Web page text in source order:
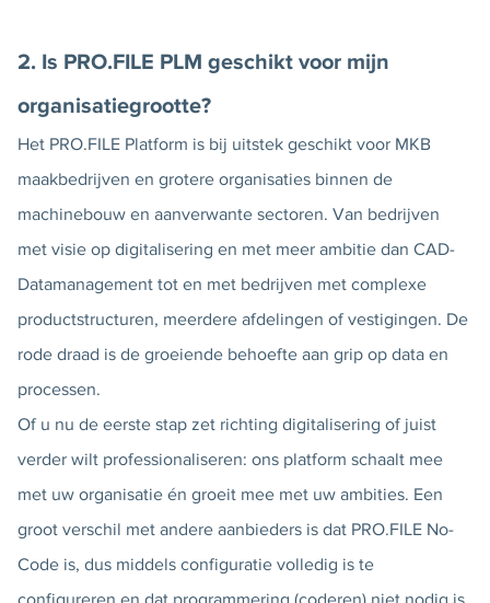
2. Is PRO.FILE PLM geschikt voor mijn
organisatiegrootte?
Het PRO.FILE Platform is bij uitstek geschikt voor MKB
maakbedrijven en grotere organisaties binnen de
machinebouw en aanverwante sectoren. Van bedrijven
met visie op digitalisering en met meer ambitie dan CAD-
Datamanagement tot en met bedrijven met complexe
productstructuren, meerdere afdelingen of vestigingen. De
rode draad is de groeiende behoefte aan grip op data en
processen.
Of u nu de eerste stap zet richting digitalisering of juist
verder wilt professionaliseren: ons platform schaalt mee
met uw organisatie én groeit mee met uw ambities. Een
groot verschil met andere aanbieders is dat PRO.FILE No-
Code is, dus middels configuratie volledig is te